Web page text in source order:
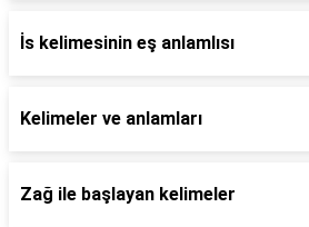
İs kelimesinin eş anlamlısı
Kelimeler ve anlamları
Zağ ile başlayan kelimeler